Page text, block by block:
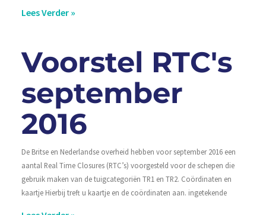
Lees Verder »
Voorstel RTC's
september
2016
De Britse en Nederlandse overheid hebben voor september 2016 een
aantal Real Time Closures (RTC’s) voorgesteld voor de schepen die
gebruik maken van de tuigcategoriën TR1 en TR2. Coördinaten en
kaartje Hierbij treft u kaartje en de coördinaten aan. ingetekende